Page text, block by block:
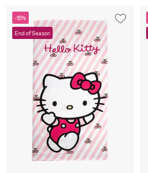
-15%
End of Season